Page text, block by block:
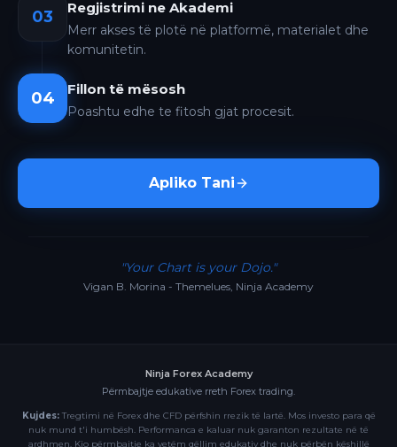
03 Regjistrimi ne Akademi
Merr akses të plotë në platformë, materialet dhe
komunitetin.
04 Fillon të mësosh
Poashtu edhe te fitosh gjat procesit.
Apliko Tani
"Your Chart is your Dojo."
Vigan B. Morina - Themelues, Ninja Academy
Ninja Forex Academy
Përmbajtje edukative rreth Forex trading.
Kujdes:Tregtimi në Forex dhe CFD përfshin rrezik të lartë. Mos investo para që
nuk mund t'i humbësh. Performanca e kaluar nuk garanton rezultate në të
ardhmen. Kjo përmbajtje ka vetëm qëllim edukativ dhe nuk përbën këshillë